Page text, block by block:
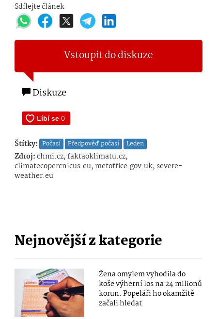
Sdílejte článek
Vstoupit do diskuze
Diskuze
Štítky: Počasí Předpověď počasí Leden
Zdroj:chmi.cz, faktaoklimatu.cz,
climatecopercnicus.eu, metoffice.gov.uk, severe-
weather.eu
Nejnovější z kategorie
Žena omylem vyhodila do
koše výherní los na 24 milionů
korun. Popeláři ho okamžitě
začali hledat